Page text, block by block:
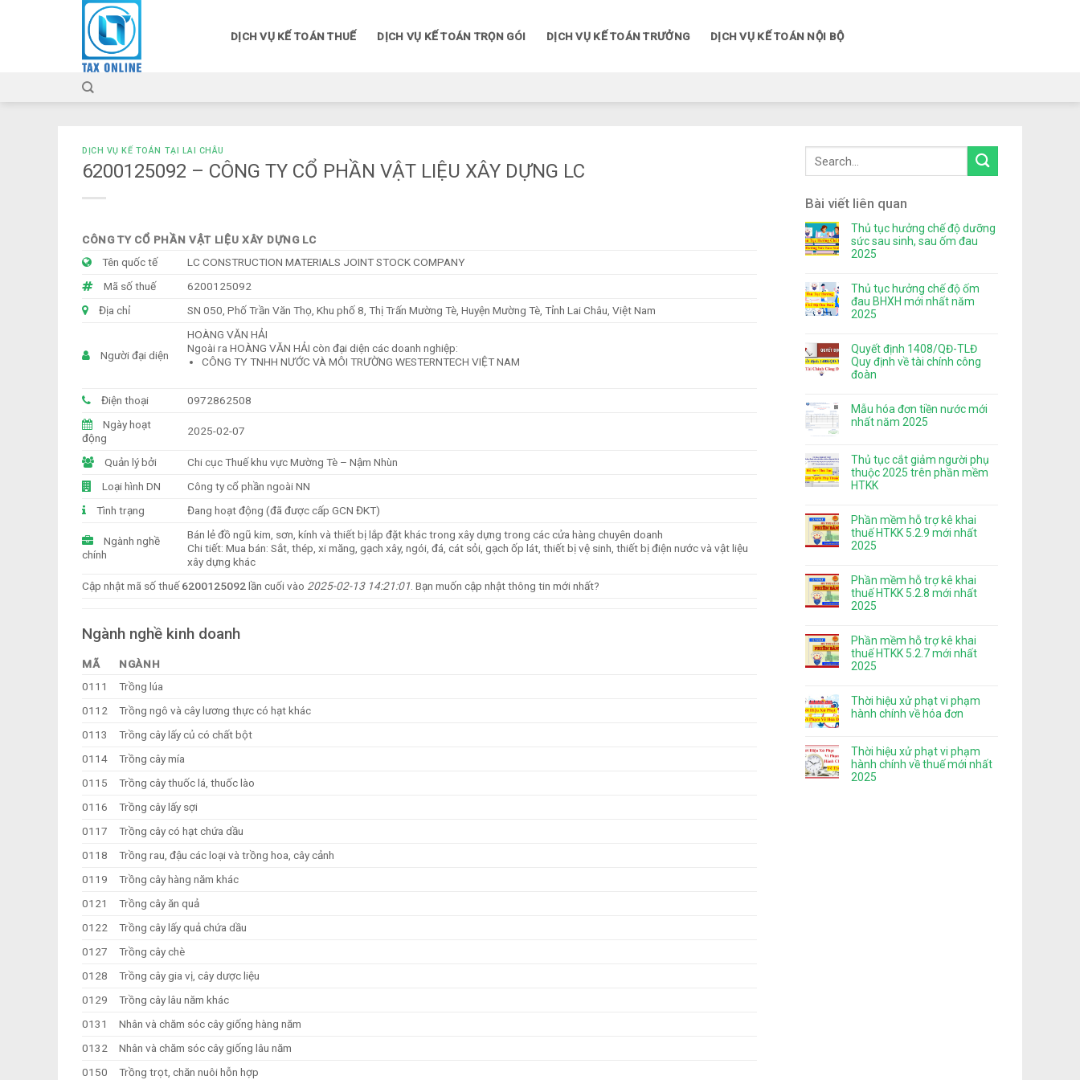
DỊCH VỤ KẾ TOÁN THUẾ DỊCH VỤ KẾ TOÁN TRỌN GÓI DỊCH VỤ KẾ TOÁN TRƯỞNG DỊCH VỤ KẾ TOÁN NỘI BỘ
DỊCH VỤ KẾ TOÁN TẠI LAI CHÂU
6200125092 – CÔNG TY CỔ PHẦN VẬT LIỆU XÂY DỰNG LC
CÔNG TY CỔ PHẦN VẬT LIỆU XÂY DỰNG LC
Tên quốc tế
LC CONSTRUCTION MATERIALS JOINT STOCK COMPANY
Mã số thuế
6200125092
Địa chỉ
SN 050, Phố Trần Văn Thọ, Khu phố 8, Thị Trấn Mường Tè, Huyện Mường Tè, Tỉnh Lai Châu, Việt Nam
Người đại diện
HOÀNG VĂN HẢI
Ngoài ra HOÀNG VĂN HẢI còn đại diện các doanh nghiệp:
CÔNG TY TNHH NƯỚC VÀ MÔI TRƯỜNG WESTERNTECH VIỆT NAM
Điện thoại
0972862508
Ngày hoạt
động
2025-02-07
Quản lý bởi
Chi cục Thuế khu vực Mường Tè – Nậm Nhùn
Loại hình DN
Công ty cổ phần ngoài NN
Tình trạng
Đang hoạt động (đã được cấp GCN ĐKT)
Ngành nghề
chính
Bán lẻ đồ ngũ kim, sơn, kính và thiết bị lắp đặt khác trong xây dựng trong các cửa hàng chuyên doanh
Chi tiết: Mua bán: Sắt, thép, xi măng, gạch xây, ngói, đá, cát sỏi, gạch ốp lát, thiết bị vệ sinh, thiết bị điện nước và vật liệu
xây dựng khác
Cập nhật mã số thuế6200125092lần cuối vào 2025-02-13 14:21:01. Bạn muốn cập nhật thông tin mới nhất?
Ngành nghề kinh doanh
MÃ
NGÀNH
0111
Trồng lúa
0112
Trồng ngô và cây lương thực có hạt khác
0113
Trồng cây lấy củ có chất bột
0114
Trồng cây mía
0115
Trồng cây thuốc lá, thuốc lào
0116
Trồng cây lấy sợi
0117
Trồng cây có hạt chứa dầu
0118
Trồng rau, đậu các loại và trồng hoa, cây cảnh
0119
Trồng cây hàng năm khác
0121
Trồng cây ăn quả
0122
Trồng cây lấy quả chứa dầu
0127
Trồng cây chè
0128
Trồng cây gia vị, cây dược liệu
0129
Trồng cây lâu năm khác
0131
Nhân và chăm sóc cây giống hàng năm
0132
Nhân và chăm sóc cây giống lâu năm
0150
Trồng trọt, chăn nuôi hỗn hợp
Bài viết liên quan
Thủ tục hưởng chế độ dưỡng
sức sau sinh, sau ốm đau
2025
Thủ tục hưởng chế độ ốm
đau BHXH mới nhất năm
2025
Quyết định 1408/QĐ-TLĐ
Quy định về tài chính công
đoàn
Mẫu hóa đơn tiền nước mới
nhất năm 2025
Thủ tục cắt giảm người phụ
thuộc 2025 trên phần mềm
HTKK
Phần mềm hỗ trợ kê khai
thuế HTKK 5.2.9 mới nhất
2025
Phần mềm hỗ trợ kê khai
thuế HTKK 5.2.8 mới nhất
2025
Phần mềm hỗ trợ kê khai
thuế HTKK 5.2.7 mới nhất
2025
Thời hiệu xử phạt vi phạm
hành chính về hóa đơn
Thời hiệu xử phạt vi phạm
hành chính về thuế mới nhất
2025